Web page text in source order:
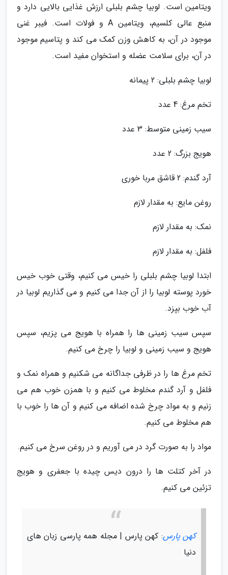
ویتامین است. لوبیا چشم بلبلی ارزش غذایی بالایی دارد و
منبع عالی کلسیم، ویتامین A و فولات است. فیبر غنی
موجود در آن، به کاهش وزن کمک می کند و پتاسیم موجود
در آن، برای سلامت عضله و استخوان مفید است.
لوبیا چشم بلبلی: 2 پیمانه
تخم مرغ: 4 عدد
سیب زمینی متوسط: 3 عدد
هویج بزرگ: 2 عدد
آرد گندم: 2 قاشق مربا خوری
روغن مایع: به مقدار لازم
نمک: به مقدار لازم
فلفل: به مقدار لازم
ابتدا لوبیا چشم بلبلی را خیس می کنیم، وقتی خوب خیس
خورد پوسته لوبیا را از آن جدا می کنیم و می گذاریم لوبیا در
آب خوب بپزد.
سپس سیب زمینی ها را همراه با هویج می پزیم، سپس
هویج و سیب زمینی و لوبیا را چرخ می کنیم.
تخم مرغ ها را در ظرفی جداگانه می شکنیم و همراه نمک و
فلفل و آرد گندم مخلوط می کنیم و با همزن خوب هم می
زنیم و به مواد چرخ شده اضافه می کنیم و آن ها را خوب با
هم مخلوط می کنیم.
مواد را به صورت گرد در می آوریم و در روغن سرخ می کنیم.
در آخر کتلت ها را درون دیس چیده با جعفری و هویج
تزئین می کنیم.
کهن پارس: کهن پارس | مجله همه پارسی زبان های
دنیا